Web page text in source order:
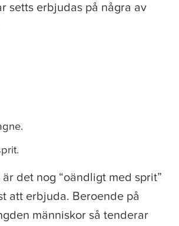
setts erbjudas på några av
det nog “oändligt med sprit”
att erbjuda. Beroende på
människor så tenderar